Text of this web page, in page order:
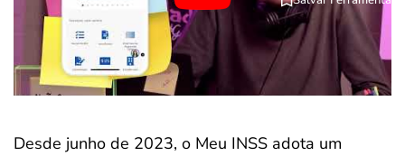
Desde junho de 2023, o Meu INSS adota um